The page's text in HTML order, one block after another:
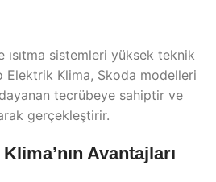
ısıtma sistemleri yüksek teknik
Klima, Skoda modelleri
tecrübeye sahiptir ve
gerçekleştirir.
Avantajları